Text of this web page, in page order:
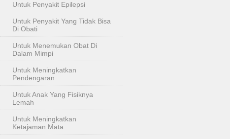
Untuk Penyakit Epilepsi
Untuk Penyakit Yang Tidak Bisa
Di Obati
Untuk Menemukan Obat Di
Dalam Mimpi
Untuk Meningkatkan
Pendengaran
Untuk Anak Yang Fisiknya
Lemah
Untuk Meningkatkan
Ketajaman Mata